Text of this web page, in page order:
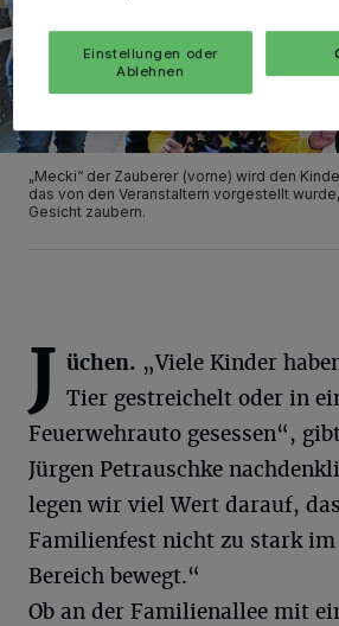
„Mecki“ der Zauberer (vorne) wird den
das von den Veranstaltern vorgestellt
Gesicht zaubern.
J üchen. „Viele Kinder
Tier gestreichelt oder in
Feuerwehrauto gesessen“,
Jürgen Petrauschke
legen wir viel Wert darauf,
Familienfest nicht zu stark
Bereich bewegt.“
Ob an der Familienallee mit
Einstellungen oder
Ablehnen